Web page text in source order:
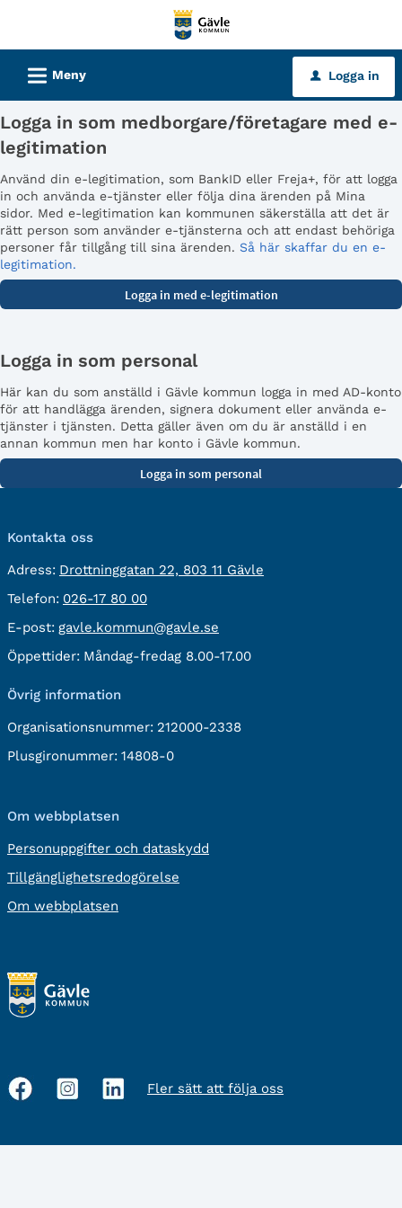
tjänster
Gävle
kommun
L Meny u Logga in
Logga in som medborgare/företagare med e-
legitimation
Använd din e-legitimation, som BankID eller Freja+, för att logga
in och använda e-tjänster eller följa dina ärenden på Mina
sidor. Med e-legitimation kan kommunen säkerställa att det är
rätt person som använder e-tjänsterna och att endast behöriga
personer får tillgång till sina ärenden. Så här skaffar du en e-
legitimation.
Logga in som personal
Här kan du som anställd i Gävle kommun logga in med AD-konto
för att handlägga ärenden, signera dokument eller använda e-
tjänster i tjänsten. Detta gäller även om du är anställd i en
annan kommun men har konto i Gävle kommun.
Kontakta oss
Adress: besöksadress:
Drottninggatan 22, 803 11 Gävle
Telefon: Telefon:
026-17 80 00
E-post: E-
post:
gavle.kommun@gavle.se
Öppettider: Måndag-fredag 8.00-17.00
Övrig information
Organisationsnummer: 212000-2338
Plusgironummer: 14808-0
Om webbplatsen
Personuppgifter och dataskydd
Tillgänglighetsredogörelse
Om webbplatsen
Sociala
Fler sätt att följa oss